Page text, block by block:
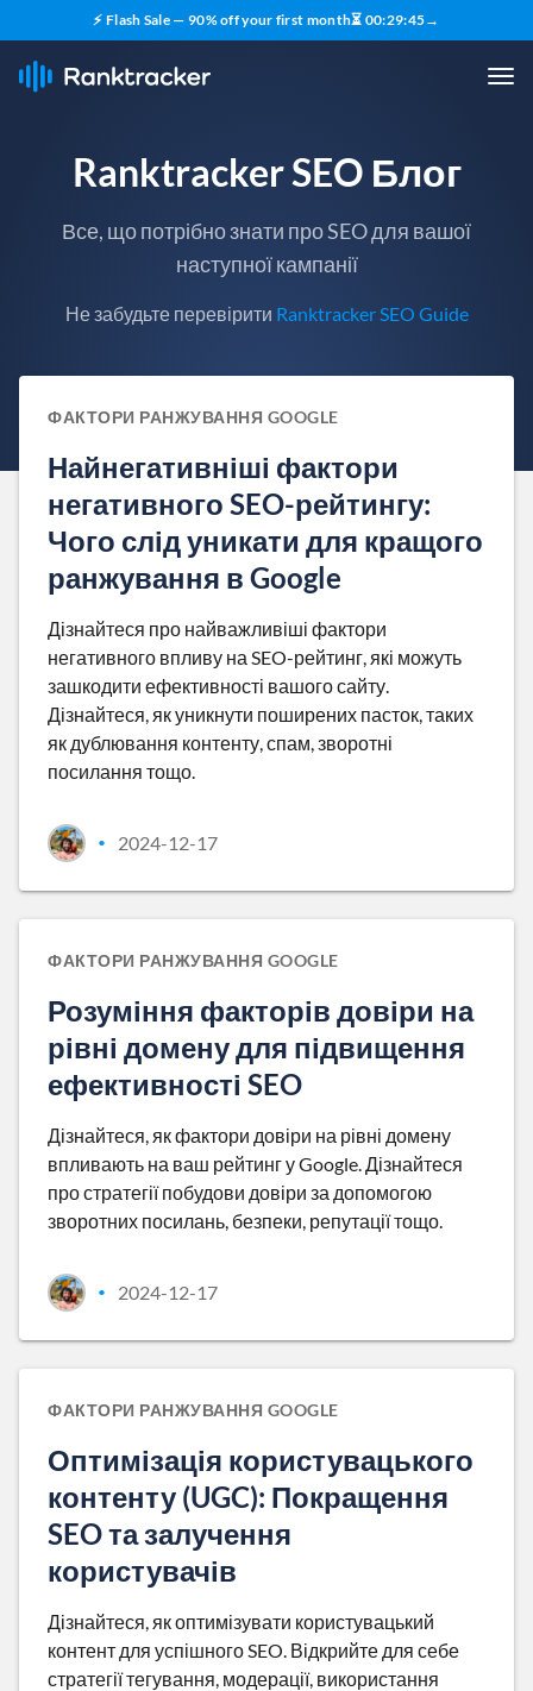
⚡ Flash Sale — 90% off your first month⏳ 00:29:44→
Ranktracker SEO Блог
Все, що потрібно знати про SEO для вашої
наступної кампанії
Не забудьте перевірити Ranktracker SEO Guide
ФАКТОРИ РАНЖУВАННЯ GOOGLE
Найнегативніші фактори
негативного SEO-рейтингу:
Чого слід уникати для кращого
ранжування в Google
Дізнайтеся про найважливіші фактори
негативного впливу на SEO-рейтинг, які можуть
зашкодити ефективності вашого сайту.
Дізнайтеся, як уникнути поширених пасток, таких
як дублювання контенту, спам, зворотні
посилання тощо.
• 2024-12-17
ФАКТОРИ РАНЖУВАННЯ GOOGLE
Розуміння факторів довіри на
рівні домену для підвищення
ефективності SEO
Дізнайтеся, як фактори довіри на рівні домену
впливають на ваш рейтинг у Google. Дізнайтеся
про стратегії побудови довіри за допомогою
зворотних посилань, безпеки, репутації тощо.
• 2024-12-17
ФАКТОРИ РАНЖУВАННЯ GOOGLE
Оптимізація користувацького
контенту (UGC): Покращення
SEO та залучення
користувачів
Дізнайтеся, як оптимізувати користувацький
контент для успішного SEO. Відкрийте для себе
стратегії тегування, модерації, використання